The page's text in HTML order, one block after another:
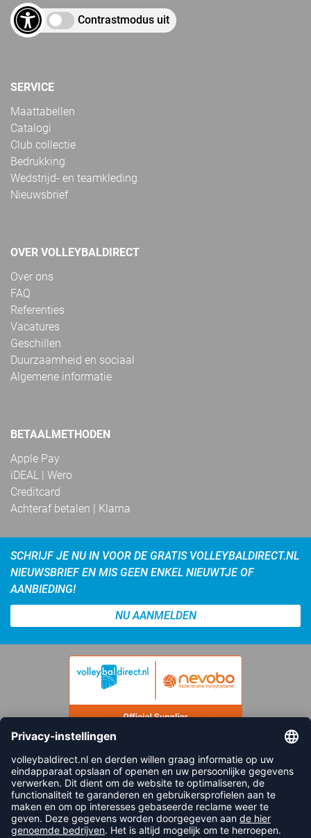
Contrastmodus uit
SERVICE
Maattabellen
Catalogi
Club collectie
Bedrukking
Wedstrijd- en teamkleding
Nieuwsbrief
OVER VOLLEYBALDIRECT
Over ons
FAQ
Referenties
Vacatures
Geschillen
Duurzaamheid en sociaal
Algemene informatie
BETAALMETHODEN
Apple Pay
iDEAL | Wero
Creditcard
Achteraf betalen | Klarna
SCHRIJF JE NU IN VOOR DE GRATIS VOLLEYBALDIRECT.NL
NIEUWSBRIEF EN MIS GEEN ENKEL NIEUWTJE OF
AANBIEDING!
NU AANMELDEN